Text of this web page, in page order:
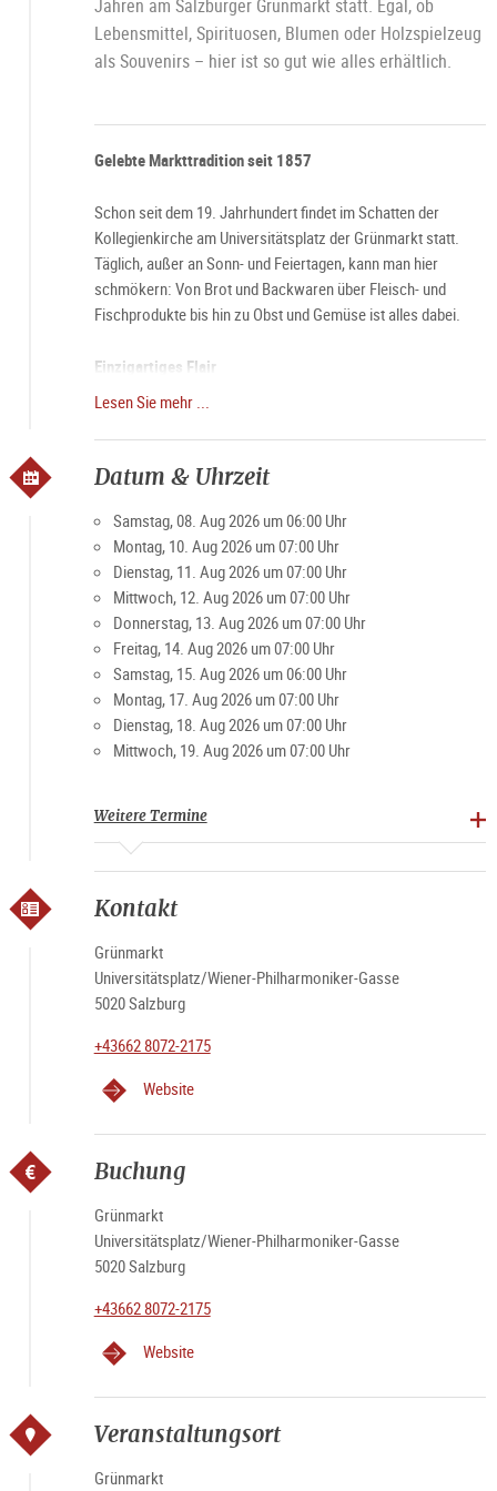
Jahren am Salzburger Grünmarkt statt. Egal, ob
Lebensmittel, Spirituosen, Blumen oder Holzspielzeug
als Souvenirs – hier ist so gut wie alles erhältlich.
Gelebte Markttradition seit 1857
Schon seit dem 19. Jahrhundert findet im Schatten der
Kollegienkirche am Universitätsplatz der Grünmarkt statt.
Täglich, außer an Sonn- und Feiertagen, kann man hier
schmökern: Von Brot und Backwaren über Fleisch- und
Fischprodukte bis hin zu Obst und Gemüse ist alles dabei.
Einzigartiges Flair
besondere Aura. Dann, wenn die Stände des Marktes schon
um 6 Uhr morgens ihre Pforten öffnen und die Stadt langsam
Besucher und Einheimische schätzen den Markt für die
gemütliche Atmosphäre. Vor allem am Wochenende ist der
Platz ein beliebter Treffpunkt für Jung und Alt.
Spezialitäten: Landwirtschaftliche Produkte, Brot, Gebäck,
Fleisch und Verarbeitungsprodukte, Obst, Gemüse,
Spirituosen
Marktzeiten
Feiertage)
Lesen Sie mehr ...
Datum & Uhrzeit
Samstag, 08. Aug 2026 um 06:00 Uhr
Montag, 10. Aug 2026 um 07:00 Uhr
Dienstag, 11. Aug 2026 um 07:00 Uhr
Mittwoch, 12. Aug 2026 um 07:00 Uhr
Donnerstag, 13. Aug 2026 um 07:00 Uhr
Freitag, 14. Aug 2026 um 07:00 Uhr
Samstag, 15. Aug 2026 um 06:00 Uhr
Montag, 17. Aug 2026 um 07:00 Uhr
Dienstag, 18. Aug 2026 um 07:00 Uhr
Mittwoch, 19. Aug 2026 um 07:00 Uhr
Weitere Termine
Kontakt
Grünmarkt
Universitätsplatz/Wiener-Philharmoniker-Gasse
5020 Salzburg
+43662 8072-2175
Website
Buchung
Grünmarkt
Universitätsplatz/Wiener-Philharmoniker-Gasse
5020 Salzburg
+43662 8072-2175
Website
Veranstaltungsort
Grünmarkt